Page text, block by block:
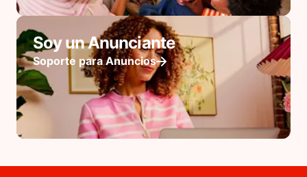
Soy un Anunciante
Soporte para Anuncios